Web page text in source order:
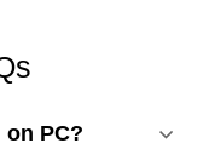
PC?